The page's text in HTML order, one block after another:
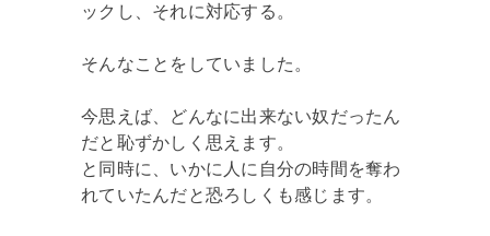
ックし、それに対応する。
そんなことをしていました。
今思えば、どんなに出来ない奴だったん
だと恥ずかしく思えます。
と同時に、いかに人に自分の時間を奪わ
れていたんだと恐ろしくも感じます。